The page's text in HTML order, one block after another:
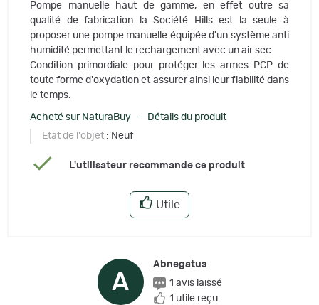
Pompe manuelle haut de gamme, en effet outre sa
qualité de fabrication la Société Hills est la seule à
proposer une pompe manuelle équipée d'un système anti
humidité permettant le rechargement avec un air sec.
Condition primordiale pour protéger les armes PCP de
toute forme d'oxydation et assurer ainsi leur fiabilité dans
le temps.
Acheté sur NaturaBuy – Détails du produit
Etat de l'objet : Neuf
L'utilisateur recommande ce produit
Utile
A
Abnegatus
1 avis laissé
1 utile reçu